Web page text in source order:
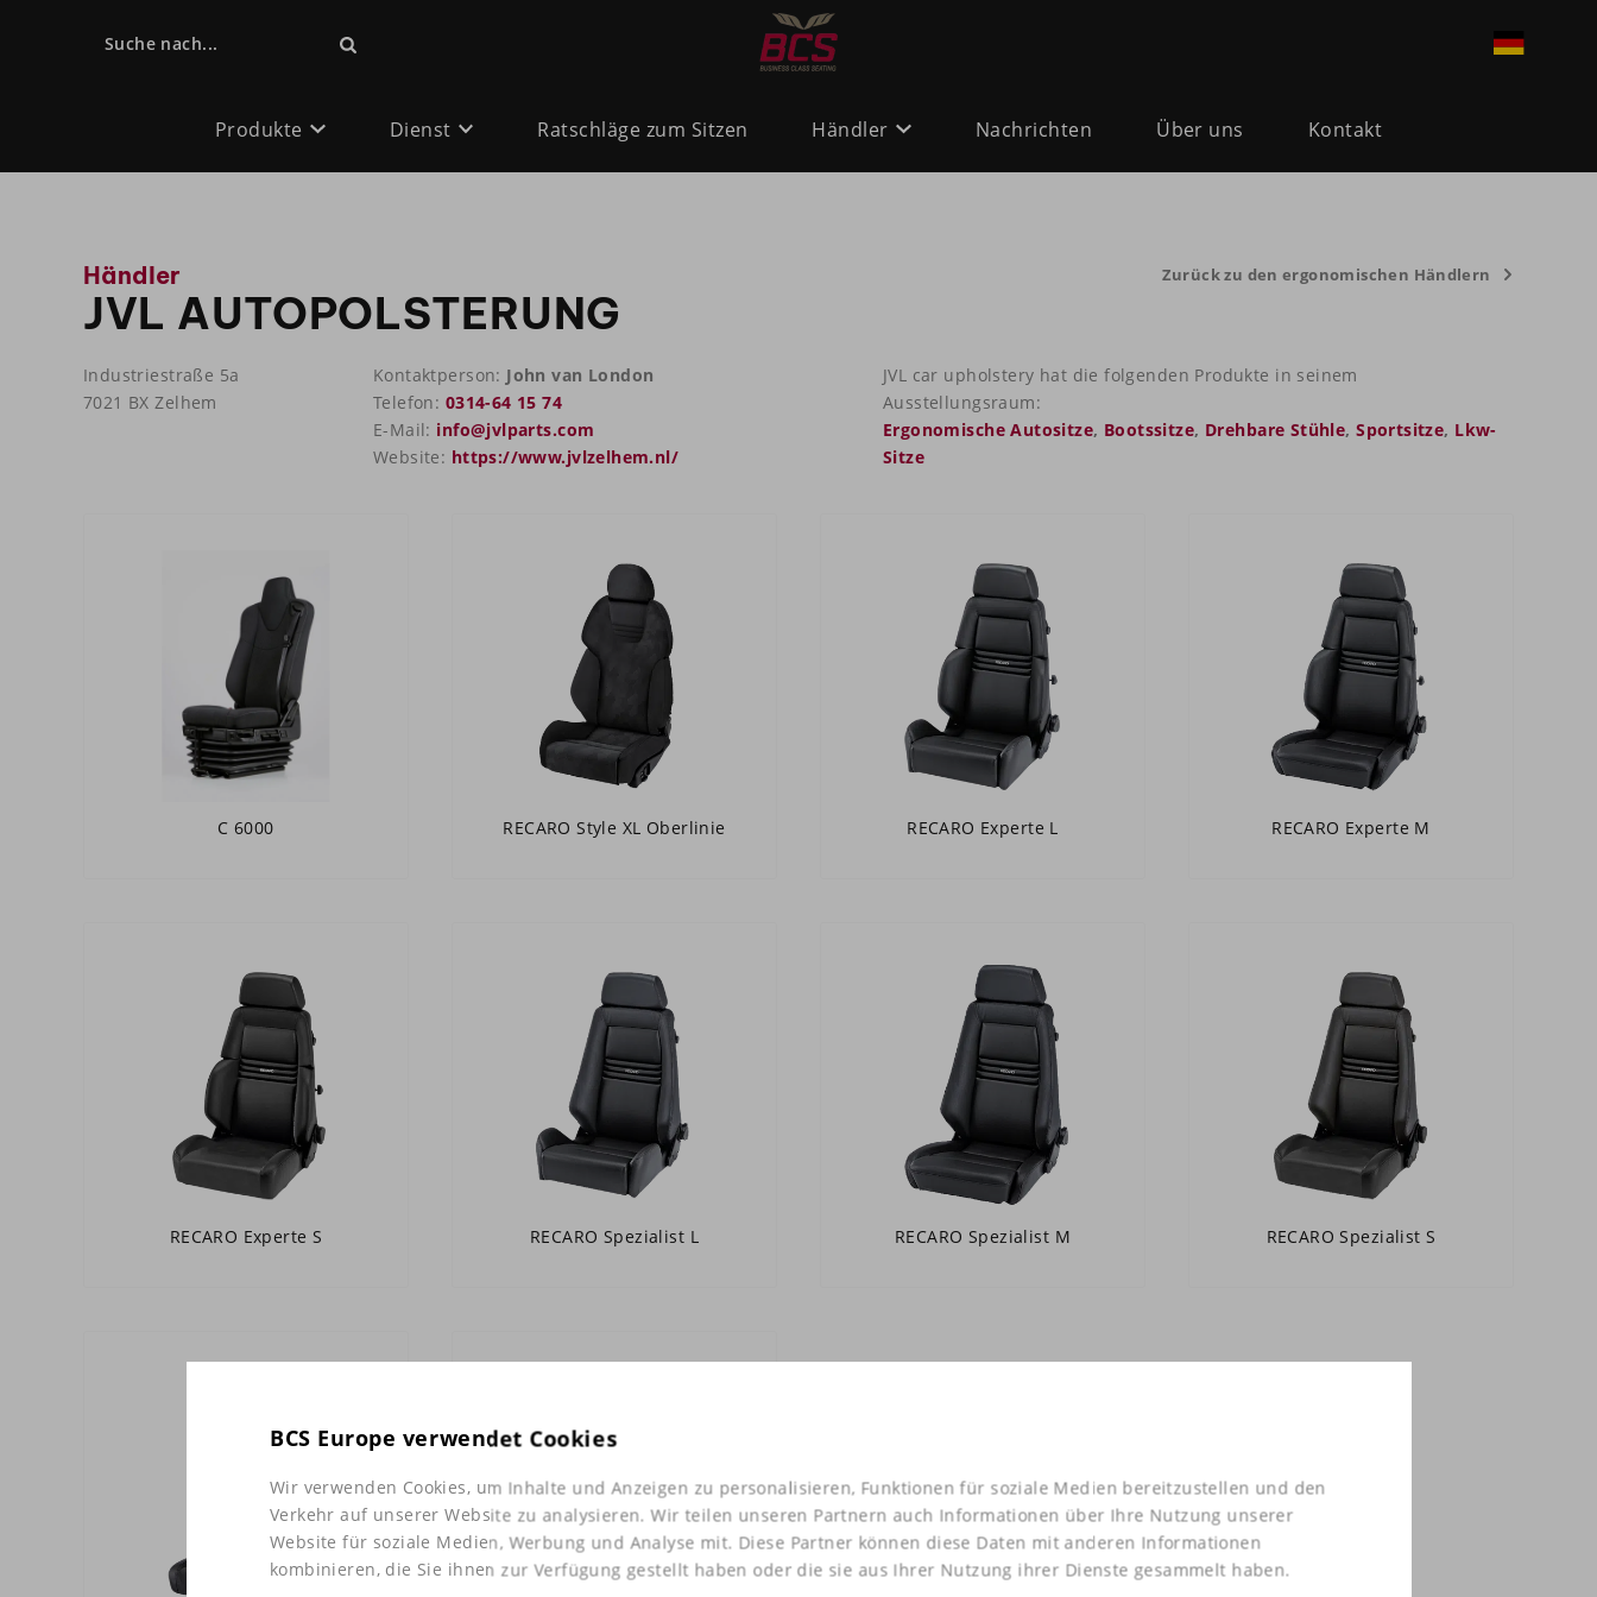
BCS Europe verwendet Cookies
Wir verwenden Cookies, um Inhalte und Anzeigen zu personalisieren, Funktionen für soziale Medien bereitzustellen und den
Verkehr auf unserer Website zu analysieren. Wir teilen unseren Partnern auch Informationen über Ihre Nutzung unserer
Website für soziale Medien, Werbung und Analyse mit. Diese Partner können diese Daten mit anderen Informationen
kombinieren, die Sie ihnen zur Verfügung gestellt haben oder die sie aus Ihrer Nutzung ihrer Dienste gesammelt haben.
Suche nach...
Produkte Dienst Ratschläge zum Sitzen Händler Nachrichten Über uns Kontakt
Händler
JVL AUTOPOLSTERUNG
Zurück zu den ergonomischen Händlern
Industriestraße 5a
7021 BX Zelhem
Kontaktperson: John van London
Telefon: 0314-64 15 74
E-Mail: info@jvlparts.com
Website: https://www.jvlzelhem.nl/
JVL car upholstery hat die folgenden Produkte in seinem
Ausstellungsraum:
Ergonomische Autositze, Bootssitze, Drehbare Stühle,Sportsitze, Lkw-
Sitze
C 6000 RECARO Style XL Oberlinie RECARO Experte L RECARO Experte M
RECARO Experte S RECARO Spezialist L RECARO Spezialist M RECARO Spezialist S